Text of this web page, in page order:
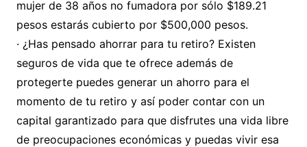
mujer de 38 años no fumadora por sólo $189.21
pesos estarás cubierto por $500,000 pesos.
· ¿Has pensado ahorrar para tu retiro? Existen
seguros de vida que te ofrece además de
protegerte puedes generar un ahorro para el
momento de tu retiro y así poder contar con un
capital garantizado para que disfrutes una vida libre
de preocupaciones económicas y puedas vivir esa